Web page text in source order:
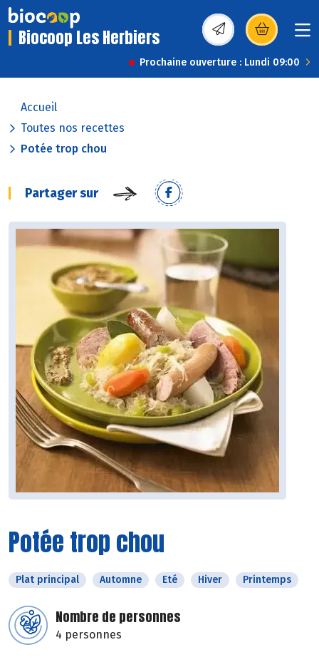
Biocoop Les Herbiers (s’ouvre dans une
Prochaine ouverture : Lundi 09:00
Accueil
Toutes nos recettes
Potée trop chou
Partager sur
Potée trop chou
Plat principal Automne Eté Hiver Printemps
Nombre de personnes
4 personnes